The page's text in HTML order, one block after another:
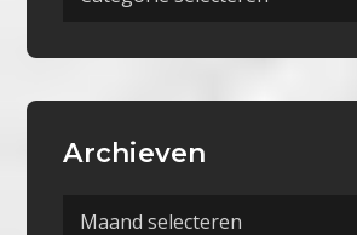
Archieven
Archieven